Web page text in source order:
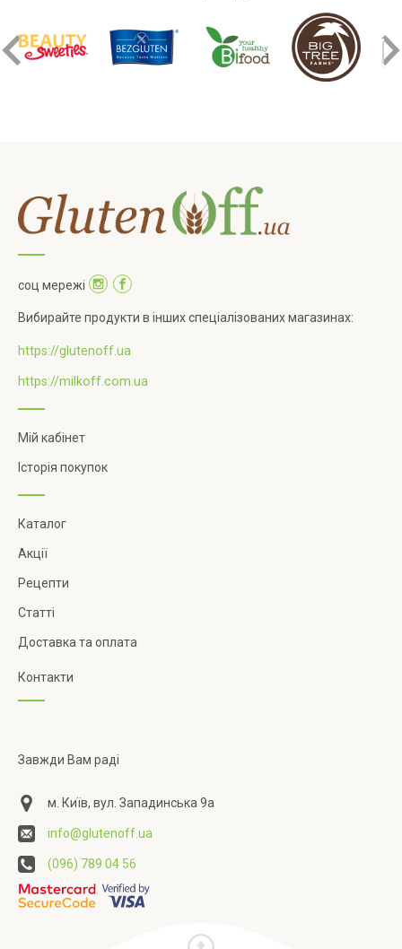
соц мережі
Вибирайте продукти в інших спеціалізованих магазинах:
https://glutenoff.ua
https://milkoff.com.ua
Мій кабінет
Історія покупок
Каталог
Акції
Рецепти
Статті
Доставка та оплата
Контакти
Завжди Вам раді
м. Київ, вул. Западинська 9а
info@glutenoff.ua
(096) 789 04 56